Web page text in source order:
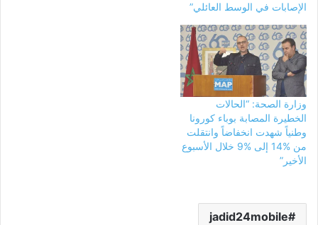
الإصابات في الوسط العائلي”
وزارة الصحة: “الحالات
الخطيرة المصابة بوباء كورونا
وطنياً شهدت انخفاضاً وانتقلت
من %14 إلى %9 خلال الأسبوع
الأخير”
jadid24mobile